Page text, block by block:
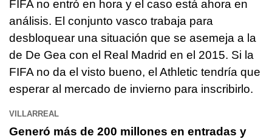
FIFA no entró en hora y el caso está ahora en
análisis. El conjunto vasco trabaja para
desbloquear una situación que se asemeja a la
de De Gea con el Real Madrid en el 2015. Si la
FIFA no da el visto bueno, el Athletic tendría que
esperar al mercado de invierno para inscribirlo.
VILLARREAL
Generó más de 200 millones en entradas y